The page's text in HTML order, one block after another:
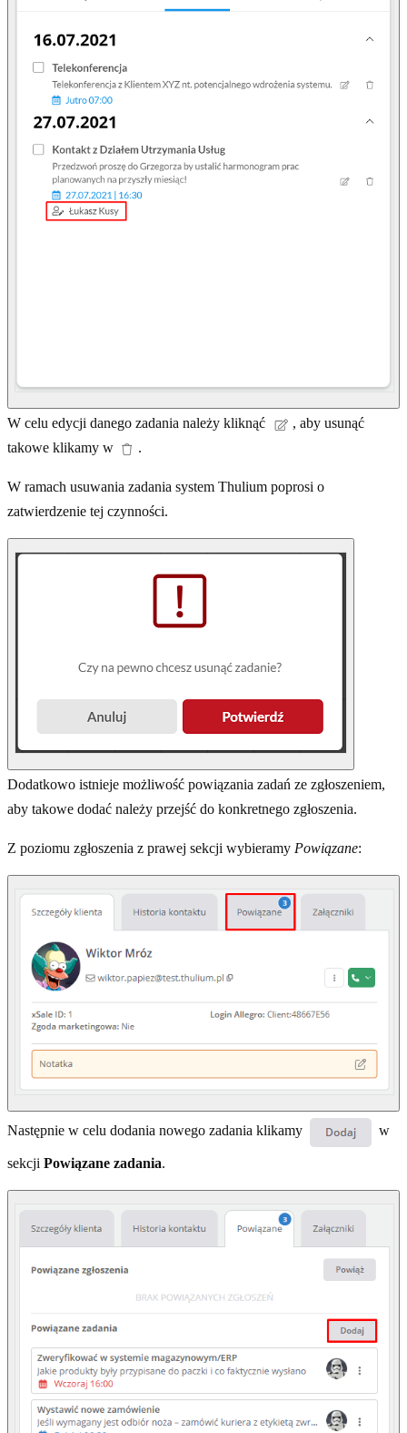
W celu edycji danego zadania należy kliknąć
, aby usunąć
takowe klikamy w
.
W ramach usuwania zadania system Thulium poprosi o
zatwierdzenie tej czynności.
Dodatkowo istnieje możliwość powiązania zadań ze zgłoszeniem,
aby takowe dodać należy przejść do konkretnego zgłoszenia.
Z poziomu zgłoszenia z prawej sekcji wybieramy Powiązane:
Następnie w celu dodania nowego zadania klikamy w
sekcji Powiązane zadania.